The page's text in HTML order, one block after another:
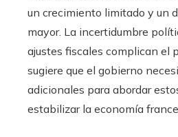
un crecimiento limitado y un
mayor. La incertidumbre
ajustes fiscales complican el
sugiere que el gobierno
adicionales para abordar
estabilizar la economía